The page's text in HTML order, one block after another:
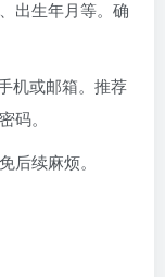
出生年月等。确
机或邮箱。推荐
码。
后续麻烦。